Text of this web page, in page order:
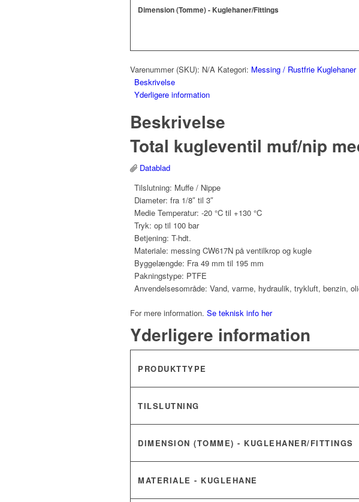
Dimension (Tomme) - Kuglehaner/Fittings
Varenummer (SKU): N/A Kategori: Messing / Rustfrie Kuglehaner
Beskrivelse
Yderligere information
Beskrivelse
Total kugleventil muf/nip
Datablad
Tilslutning: Muffe / Nippe
Diameter: fra 1/8″ til 3″
Medie Temperatur: -20 °C til +130 °C
Tryk: op til 100 bar
Betjening: T-hdt.
Materiale: messing CW617N på ventilkrop og kugle
Byggelængde: Fra 49 mm til 195 mm
Pakningstype: PTFE
Anvendelsesområde: Vand, varme, hydraulik, trykluft, benzin,
For mere information. Se teknisk info her
Yderligere information
PRODUKTTYPE
TILSLUTNING
DIMENSION (TOMME) - KUGLEHANER/FITTINGS
MATERIALE - KUGLEHANE